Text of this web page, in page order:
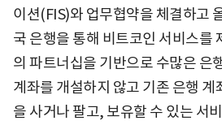
이션(FIS)와 업무협약을 체결하고
국 은행을 통해 비트코인 서비스를
의 파트너십을 기반으로 수많은 은
계좌를 개설하지 않고 기존 은행 계
을 사거나 팔고, 보유할 수 있는 서